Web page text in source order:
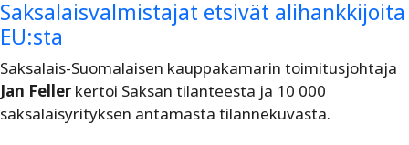
Saksalaisvalmistajat etsivät alihankkijoita
EU:sta
Saksalais-Suomalaisen kauppakamarin toimitusjohtaja
Jan Fellerkertoi Saksan tilanteesta ja 10 000
saksalaisyrityksen antamasta tilannekuvasta.